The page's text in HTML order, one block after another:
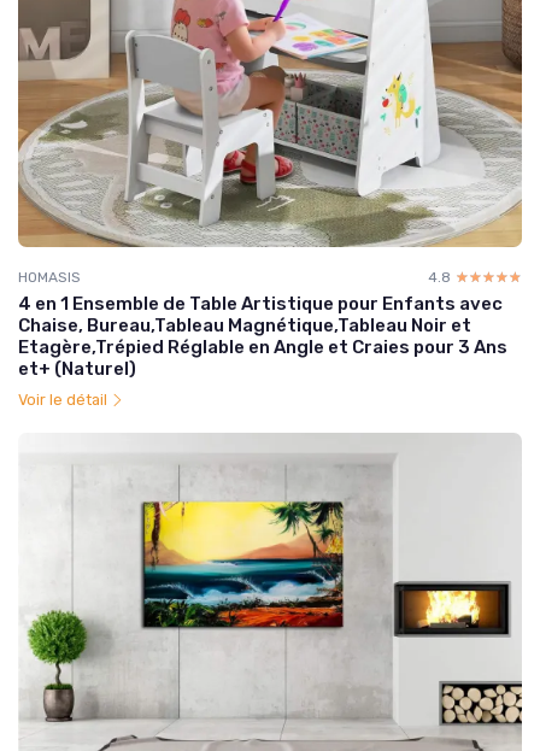
HOMASIS 4.8 ☆☆☆☆☆
★★★★★
4 en 1 Ensemble de Table Artistique pour Enfants avec
Chaise, Bureau,Tableau Magnétique,Tableau Noir et
Etagère,Trépied Réglable en Angle et Craies pour 3 Ans
et+ (Naturel)
Voir le détail